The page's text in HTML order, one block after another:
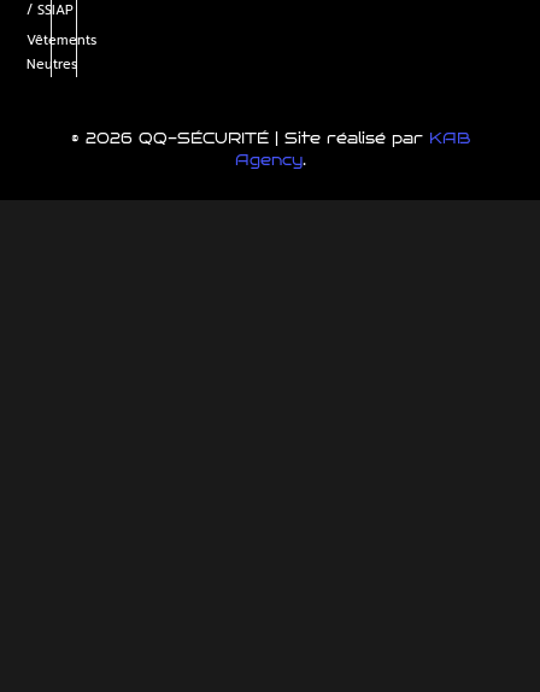
/ SSIAP
Vêtements
Neutres
© 2026 QQ-SÉCURITÉ | Site réalisé par KAB
Agency.